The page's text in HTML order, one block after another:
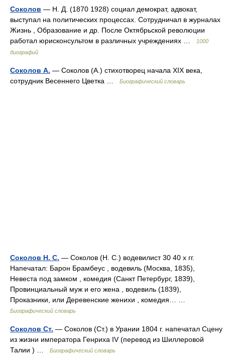
Соколов — Н. Д. (1870 1928) социал демократ, адвокат,
выступал на политических процессах. Сотрудничал в журналах
Жизнь , Образование и др. После Октябрьской революции
работал юрисконсультом в различных учреждениях …
1000
биографий
Соколов А. — Соколов (А.) стихотворец начала XIX века,
сотрудник Весеннего Цветка …
Биографический словарь
Соколов Н. С. — Соколов (Н. С.) водевилист 30 40 х гг.
Напечатал: Барон Брамбеус , водевиль (Москва, 1835),
Невеста под замком , комедия (Санкт Петербург, 1839),
Провинциальный муж и его жена , водевиль (1839),
Проказники, или Деревенские женихи , комедия… …
Биографический словарь
Соколов Ст. — Соколов (Ст.) в Урании 1804 г. напечатал Сцену
из жизни императора Генриха IV (перевод из Шиллеровой
Талии ) …
Биографический словарь